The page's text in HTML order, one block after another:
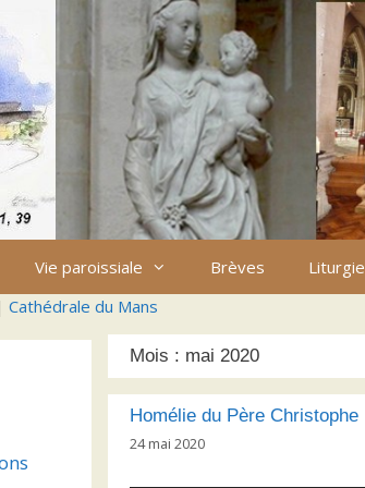
Vie paroissiale Brèves Liturgie
Cathédrale du Mans
Mois : mai 2020
Homélie du Père Christophe
24 mai 2020